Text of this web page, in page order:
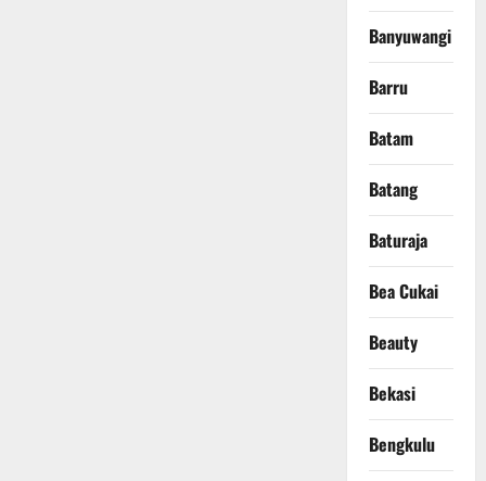
Banyuwangi
Barru
Batam
Batang
Baturaja
Bea Cukai
Beauty
Bekasi
Bengkulu